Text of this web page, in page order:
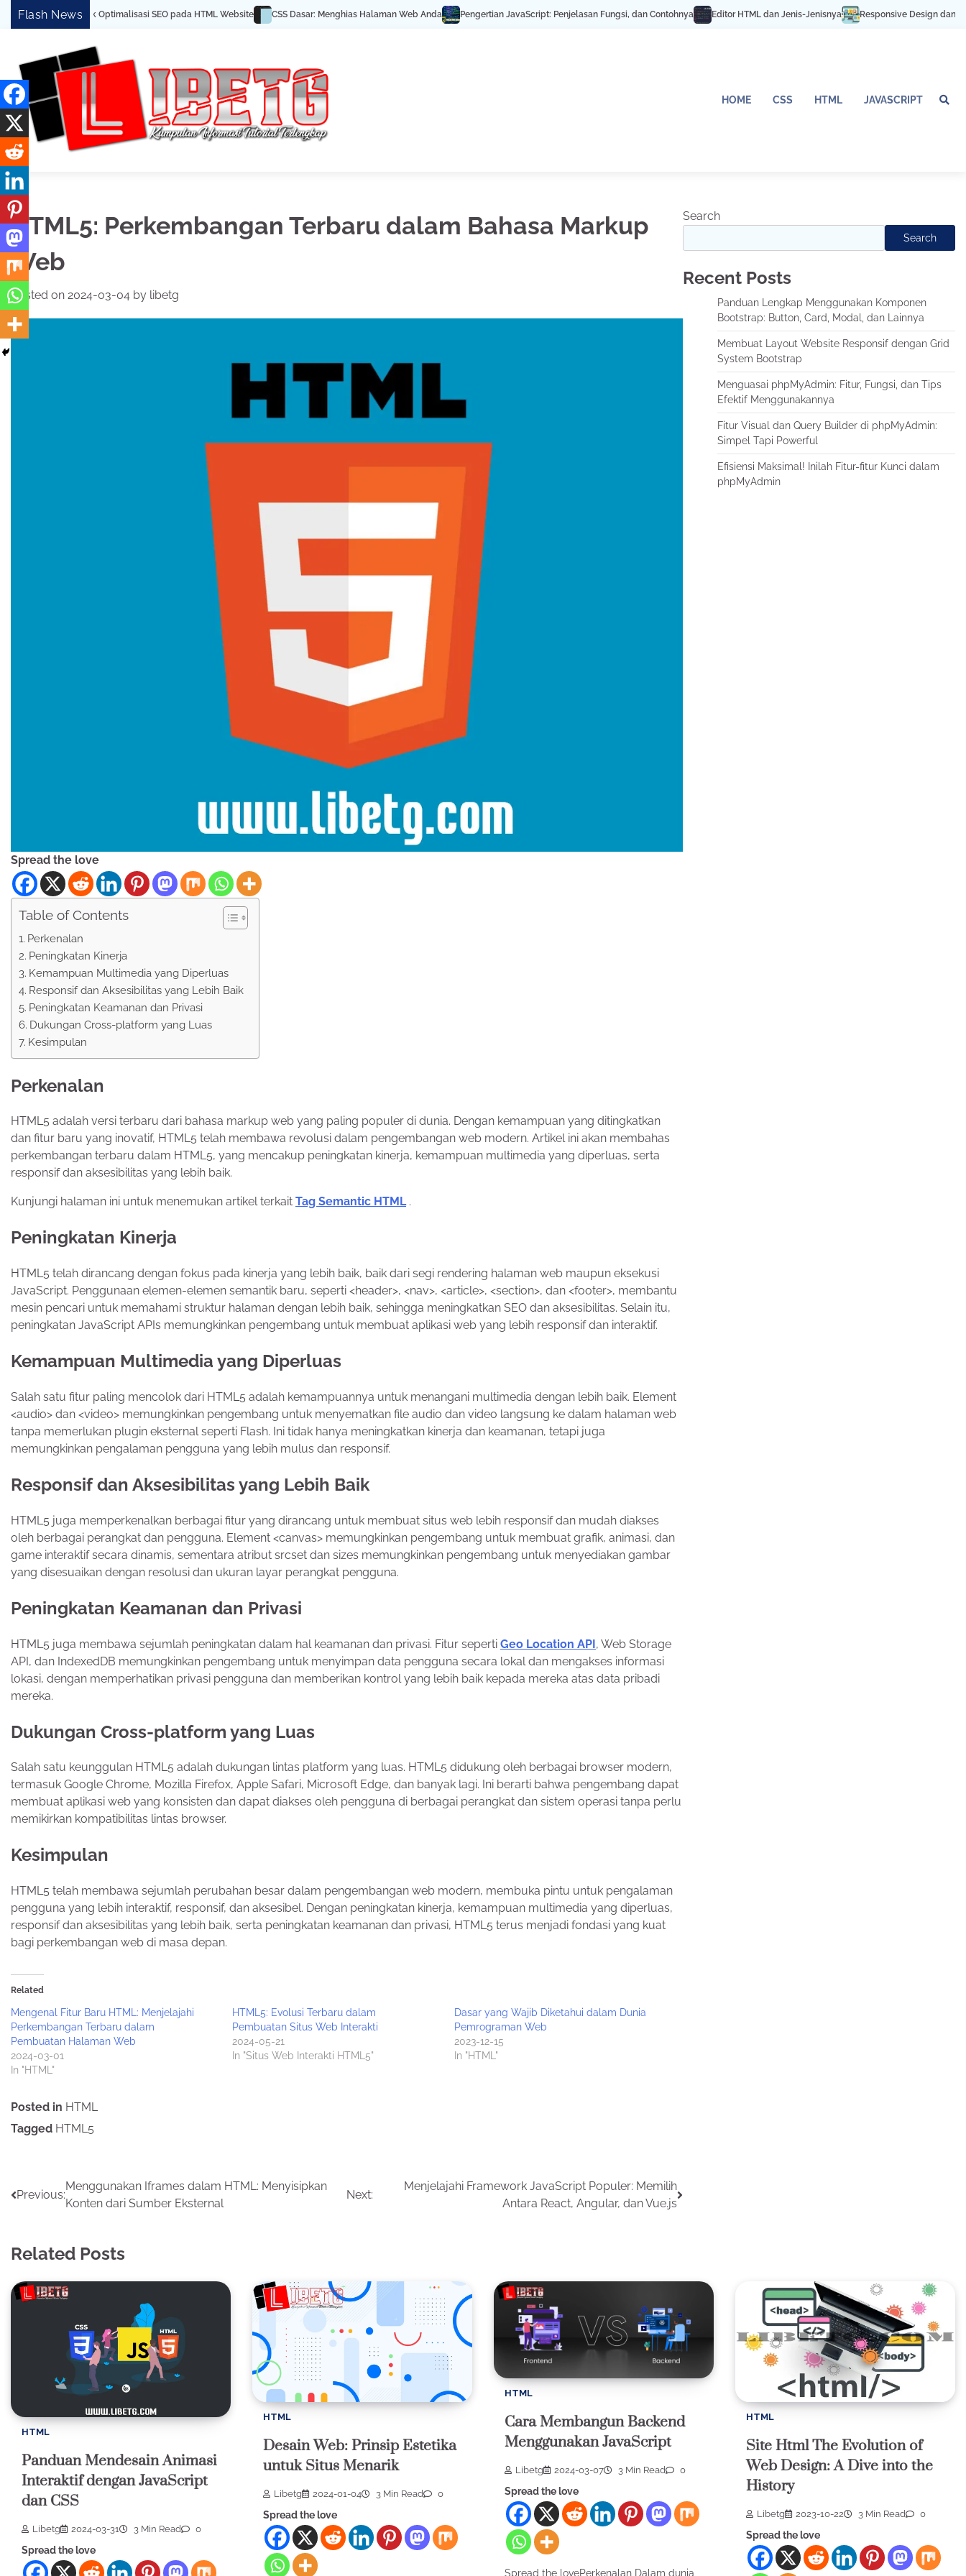
SkipFlash News
dan Trik Optimalisasi SEO pada HTML Website CSS Dasar: Menghias Halaman Web Anda Pengertian JavaScript: Penjelasan Fungsi, dan Contohnya Editor HTML dan Jenis-Jenisnya Responsive Design dan Pentingnya
HOME CSS HTML JAVASCRIPT
HTML5: Perkembangan Terbaru dalam Bahasa Markup
Web
Posted on 2024-03-04 by libetg
Spread the love
Table of Contents
Perkenalan
Peningkatan Kinerja
Kemampuan Multimedia yang Diperluas
Responsif dan Aksesibilitas yang Lebih Baik
Peningkatan Keamanan dan Privasi
Dukungan Cross-platform yang Luas
Kesimpulan
Perkenalan
HTML5 adalah versi terbaru dari bahasa markup web yang paling populer di dunia. Dengan kemampuan yang ditingkatkan
dan fitur baru yang inovatif, HTML5 telah membawa revolusi dalam pengembangan web modern. Artikel ini akan membahas
perkembangan terbaru dalam HTML5, yang mencakup peningkatan kinerja, kemampuan multimedia yang diperluas, serta
responsif dan aksesibilitas yang lebih baik.
Kunjungi halaman ini untuk menemukan artikel terkait Tag Semantic HTML.
Peningkatan Kinerja
HTML5 telah dirancang dengan fokus pada kinerja yang lebih baik, baik dari segi rendering halaman web maupun eksekusi
JavaScript. Penggunaan elemen-elemen semantik baru, seperti <header>, <nav>, <article>, <section>, dan <footer>, membantu
mesin pencari untuk memahami struktur halaman dengan lebih baik, sehingga meningkatkan SEO dan aksesibilitas. Selain itu,
peningkatan JavaScript APIs memungkinkan pengembang untuk membuat aplikasi web yang lebih responsif dan interaktif.
Kemampuan Multimedia yang Diperluas
Salah satu fitur paling mencolok dari HTML5 adalah kemampuannya untuk menangani multimedia dengan lebih baik. Element
<audio> dan <video> memungkinkan pengembang untuk menyematkan file audio dan video langsung ke dalam halaman web
tanpa memerlukan plugin eksternal seperti Flash. Ini tidak hanya meningkatkan kinerja dan keamanan, tetapi juga
memungkinkan pengalaman pengguna yang lebih mulus dan responsif.
Responsif dan Aksesibilitas yang Lebih Baik
HTML5 juga memperkenalkan berbagai fitur yang dirancang untuk membuat situs web lebih responsif dan mudah diakses
oleh berbagai perangkat dan pengguna. Element <canvas> memungkinkan pengembang untuk membuat grafik, animasi, dan
game interaktif secara dinamis, sementara atribut srcset dan sizes memungkinkan pengembang untuk menyediakan gambar
yang disesuaikan dengan resolusi dan ukuran layar perangkat pengguna.
Peningkatan Keamanan dan Privasi
HTML5 juga membawa sejumlah peningkatan dalam hal keamanan dan privasi. Fitur seperti Geo Location API, Web Storage
API, dan IndexedDB memungkinkan pengembang untuk menyimpan data pengguna secara lokal dan mengakses informasi
lokasi, dengan memperhatikan privasi pengguna dan memberikan kontrol yang lebih baik kepada mereka atas data pribadi
mereka.
Dukungan Cross-platform yang Luas
Salah satu keunggulan HTML5 adalah dukungan lintas platform yang luas. HTML5 didukung oleh berbagai browser modern,
termasuk Google Chrome, Mozilla Firefox, Apple Safari, Microsoft Edge, dan banyak lagi. Ini berarti bahwa pengembang dapat
membuat aplikasi web yang konsisten dan dapat diakses oleh pengguna di berbagai perangkat dan sistem operasi tanpa perlu
memikirkan kompatibilitas lintas browser.
Kesimpulan
HTML5 telah membawa sejumlah perubahan besar dalam pengembangan web modern, membuka pintu untuk pengalaman
pengguna yang lebih interaktif, responsif, dan aksesibel. Dengan peningkatan kinerja, kemampuan multimedia yang diperluas,
responsif dan aksesibilitas yang lebih baik, serta peningkatan keamanan dan privasi, HTML5 terus menjadi fondasi yang kuat
bagi perkembangan web di masa depan.
Related
Mengenal Fitur Baru HTML: Menjelajahi
Perkembangan Terbaru dalam
Pembuatan Halaman Web
2024-03-01
In "HTML"
HTML5: Evolusi Terbaru dalam
Pembuatan Situs Web Interakti
2024-05-21
In "Situs Web Interakti HTML5"
Dasar yang Wajib Diketahui dalam Dunia
Pemrograman Web
2023-12-15
In "HTML"
Posted in HTML
Tagged HTML5
Post
Previous:
Menggunakan Iframes dalam HTML: Menyisipkan
Konten dari Sumber Eksternal
Next:
Menjelajahi Framework JavaScript Populer: Memilih
Antara React, Angular, dan Vue.js
Search
Search
Recent Posts
Panduan Lengkap Menggunakan Komponen
Bootstrap: Button, Card, Modal, dan Lainnya
Membuat Layout Website Responsif dengan Grid
System Bootstrap
Menguasai phpMyAdmin: Fitur, Fungsi, dan Tips
Efektif Menggunakannya
Fitur Visual dan Query Builder di phpMyAdmin:
Simpel Tapi Powerful
Efisiensi Maksimal! Inilah Fitur-fitur Kunci dalam
phpMyAdmin
Related Posts
HTML
Panduan Mendesain Animasi
Interaktif dengan JavaScript
dan CSS
Libetg 2024-03-31 3 Min Read 0
Spread the love
HTML
Desain Web: Prinsip Estetika
untuk Situs Menarik
Libetg 2024-01-04 3 Min Read 0
Spread the love
HTML
Cara Membangun Backend
Menggunakan JavaScript
Libetg 2024-03-07 3 Min Read 0
Spread the love
Spread the lovePerkenalan Dalam dunia
HTML
Site Html The Evolution of
Web Design: A Dive into the
History
Libetg 2023-10-22 3 Min Read 0
Spread the love